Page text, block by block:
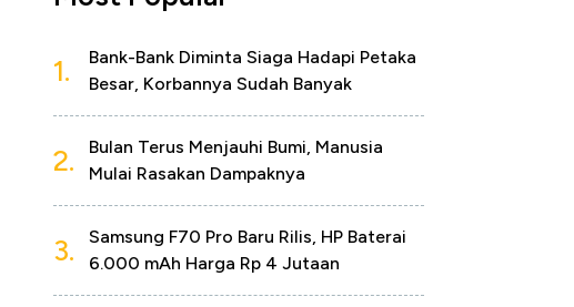
1.
Bank-Bank Diminta Siaga Hadapi Petaka
Besar, Korbannya Sudah Banyak
2.
Bulan Terus Menjauhi Bumi, Manusia
Mulai Rasakan Dampaknya
3.
Samsung F70 Pro Baru Rilis, HP Baterai
6.000 mAh Harga Rp 4 Jutaan